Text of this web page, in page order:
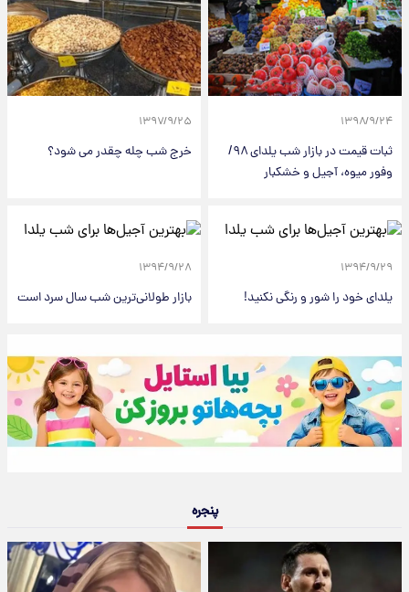
۱۳۹۸/۹/۲۴
ثبات قیمت در بازار شب یلدای ۹۸/
وفور میوه، آجیل و خشکبار
۱۳۹۷/۹/۲۵
خرج شب چله چقدر می شود؟
۱۳۹۴/۹/۲۹
یلدای خود را شور و رنگی نکنید!
۱۳۹۴/۹/۲۸
بازار طولانی‌ترین شب سال سرد است
پنجره